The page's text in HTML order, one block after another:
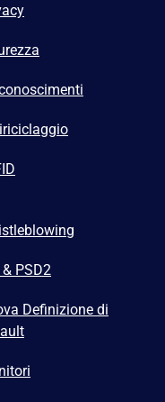
PSD2
Definizione di